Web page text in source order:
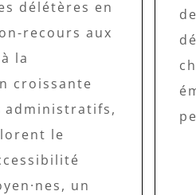
délétères en
recours aux
la
croissante
administratifs,
le
un